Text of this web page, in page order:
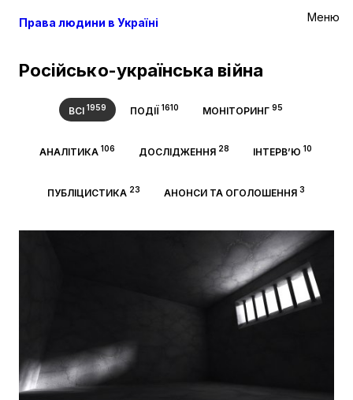
Меню
Права людини в Україні
Російсько-українська війна
ВСІ 1959 ПОДІЇ 1610 МОНІТОРИНГ 95
АНАЛІТИКА 106 ДОСЛІДЖЕННЯ 28 ІНТЕРВ’Ю 10
ПУБЛІЦИСТИКА 23 АНОНСИ ТА ОГОЛОШЕННЯ3